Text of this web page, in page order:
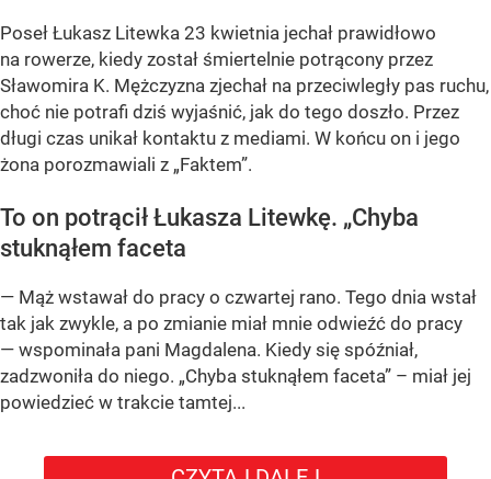
Poseł Łukasz Litewka 23 kwietnia jechał prawidłowo
na rowerze, kiedy został śmiertelnie potrącony przez
Sławomira K. Mężczyzna zjechał na przeciwległy pas ruchu,
choć nie potrafi dziś wyjaśnić, jak do tego doszło. Przez
długi czas unikał kontaktu z mediami. W końcu on i jego
żona porozmawiali z „Faktem”.
To on potrącił Łukasza Litewkę. „Chyba
stuknąłem faceta
— Mąż wstawał do pracy o czwartej rano. Tego dnia wstał
tak jak zwykle, a po zmianie miał mnie odwieźć do pracy
— wspominała pani Magdalena. Kiedy się spóźniał,
zadzwoniła do niego. „Chyba stuknąłem faceta” – miał jej
powiedzieć w trakcie tamtej...